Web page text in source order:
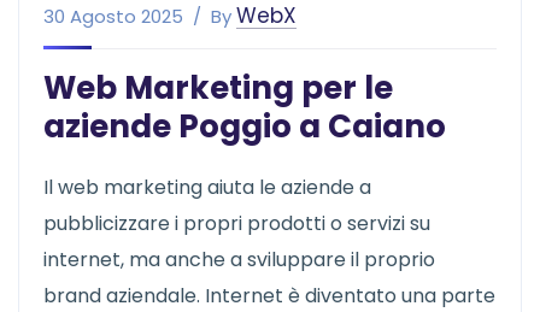
30 Agosto 2025 ByWebX
Web Marketing per le
aziende Poggio a Caiano
Il web marketing aiuta le aziende a
pubblicizzare i propri prodotti o servizi su
internet, ma anche a sviluppare il proprio
brand aziendale. Internet è diventato una parte